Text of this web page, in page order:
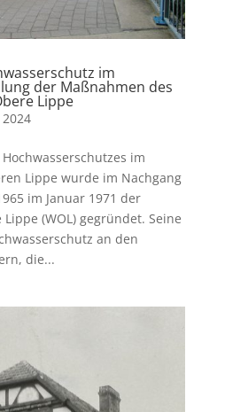
im
der Maßnahmen des
Lippe
im
Lippe wurde im Nachgang
im Januar 1971 der
(WOL) gegründet. Seine
an den
die...